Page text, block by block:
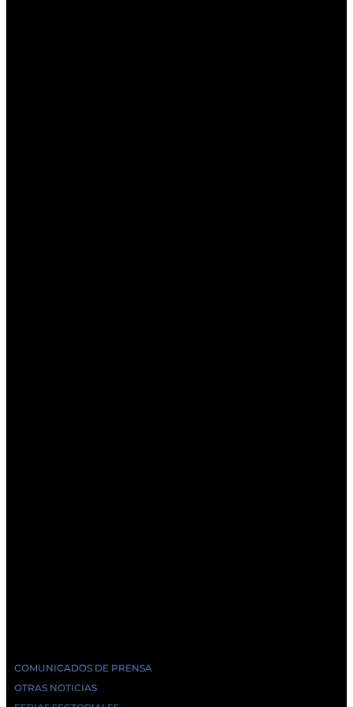
COMUNICADOS DE PRENSA
OTRAS NOTICIAS